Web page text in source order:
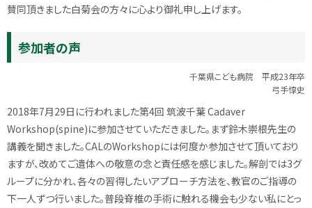
賛同頂きました白菊会の方々に心より御礼申し上げます。
参加者の声
千葉県こども病院 平成23年卒
弓手惇史
2018年7月29日に行われました第4回 筑波千葉 Cadaver
Workshop(spine)に参加させていただきました。まず鈴木崇根先生の
講義を聞きました。CALのWorkshopには何度か参加させて頂いており
ますが、改めてご遺体への敬意の念と責任感を感じました。解剖では3グ
ループに分かれ、各々の習得したいアプローチ方法を、教官のご指導の
下一人ずつ行いました。普段脊椎の手術に触れる機会も少ない私にとっ